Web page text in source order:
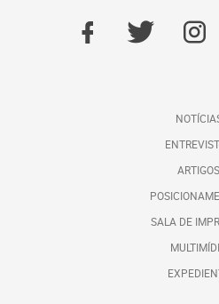
ARTIGOS
SALA DE